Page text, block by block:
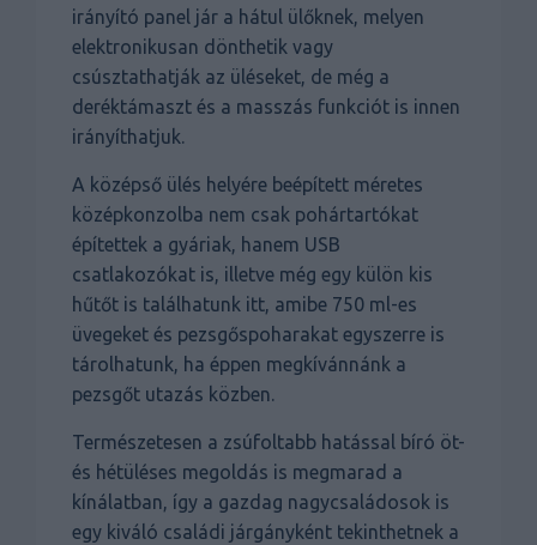
irányító panel jár a hátul ülőknek, melyen
elektronikusan dönthetik vagy
csúsztathatják az üléseket, de még a
deréktámaszt és a masszás funkciót is innen
irányíthatjuk.
A középső ülés helyére beépített méretes
középkonzolba nem csak pohártartókat
építettek a gyáriak, hanem USB
csatlakozókat is, illetve még egy külön kis
hűtőt is találhatunk itt, amibe 750 ml-es
üvegeket és pezsgőspoharakat egyszerre is
tárolhatunk, ha éppen megkívánnánk a
pezsgőt utazás közben.
Természetesen a zsúfoltabb hatással bíró öt-
és hétüléses megoldás is megmarad a
kínálatban, így a gazdag nagycsaládosok is
egy kiváló családi járgányként tekinthetnek a